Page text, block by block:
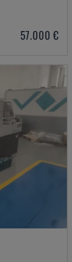
57.000 €